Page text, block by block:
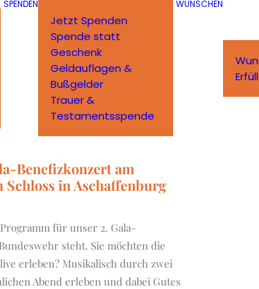
SPENDEN
Jetzt Spenden
Spende statt
Geschenk
Geldauflagen &
Bußgelder
Trauer &
Testamentsspende
WÜNSCHEN
Benefizkonzert am
Schloss in Aschaffenburg
für unser 2. Gala-
steht. Sie möchten die
erleben? Musikalisch durch zwei
Abend erleben und dabei Gutes